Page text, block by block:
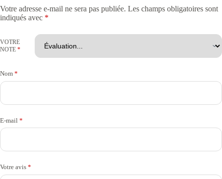
Votre adresse e-mail ne sera pas publiée. Les champs obligatoires sont
indiqués avec *
VOTRE
NOTE *
Nom *
E-mail *
Votre avis *